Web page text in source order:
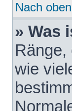
Nach oben
» Was
Ränge,
wie